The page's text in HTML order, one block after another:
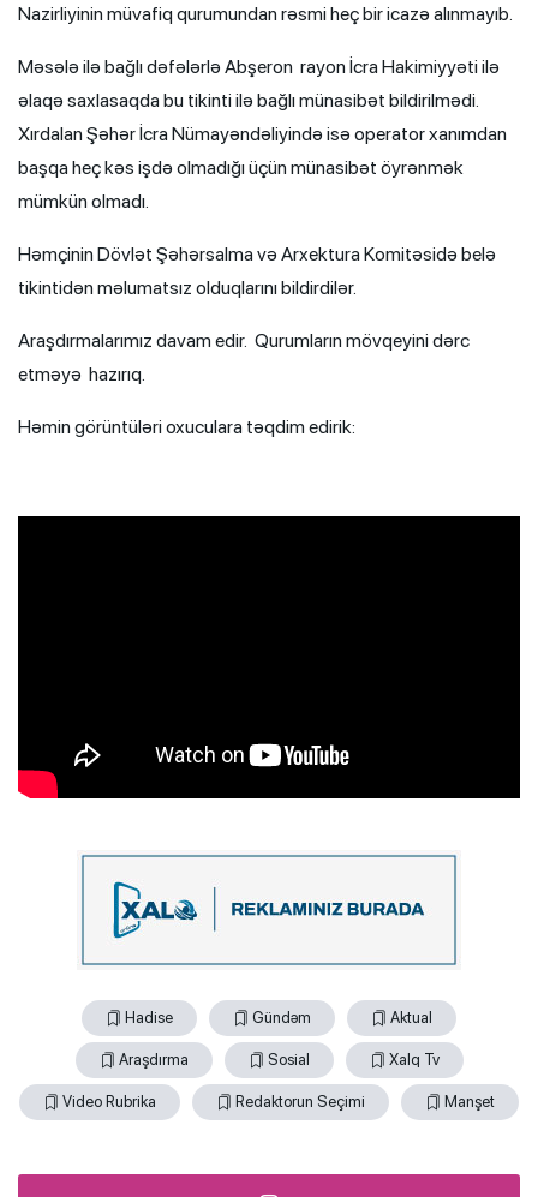
Nazirliyinin müvafiq qurumundan rəsmi heç bir icazə alınmayıb.
Məsələ ilə bağlı dəfələrlə Abşeron rayon İcra Hakimiyyəti ilə
əlaqə saxlasaqda bu tikinti ilə bağlı münasibət bildirilmədi.
Xırdalan Şəhər İcra Nümayəndəliyində isə operator xanımdan
başqa heç kəs işdə olmadığı üçün münasibət öyrənmək
mümkün olmadı.
Həmçinin Dövlət Şəhərsalma və Arxektura Komitəsidə belə
tikintidən məlumatsız olduqlarını bildirdilər.
Araşdırmalarımız davam edir. Qurumların mövqeyini dərc
etməyə hazırıq.
Həmin görüntüləri oxuculara təqdim edirik:
Hadise Gündəm Aktual
Araşdırma Sosial Xalq Tv
Video Rubrika Redaktorun Seçimi Manşet